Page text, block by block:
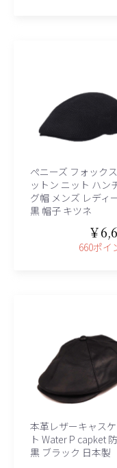
ぺニーズ フォック
ットン ニット ハン
グ帽 メンズ レディ
黒 帽子 キツネ
￥
660ポイ
本革レザーキャス
ト Water P capket
黒 ブラック 日本製